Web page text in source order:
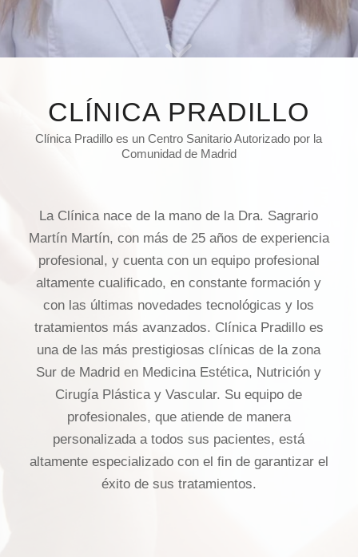
CLÍNICA PRADILLO
Clínica Pradillo es un Centro Sanitario Autorizado por la
Comunidad de Madrid
La Clínica nace de la mano de la Dra. Sagrario
Martín Martín, con más de 25 años de experiencia
profesional, y cuenta con un equipo profesional
altamente cualiﬁcado, en constante formación y
con las últimas novedades tecnológicas y los
tratamientos más avanzados. Clínica Pradillo es
una de las más prestigiosas clínicas de la zona
Sur de Madrid en Medicina Estética, Nutrición y
Cirugía Plástica y Vascular. Su equipo de
profesionales, que atiende de manera
personalizada a todos sus pacientes, está
altamente especializado con el ﬁn de garantizar el
éxito de sus tratamientos.